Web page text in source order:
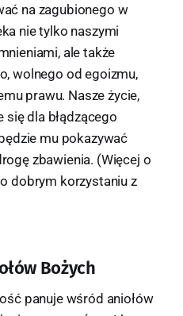
na zagubionego w
nie tylko naszymi
ale także
wolnego od egoizmu,
prawu. Nasze życie,
się dla błądzącego
mu pokazywać
zbawienia. (Więcej o
dobrym korzystaniu z
Bożych
panuje wśród aniołów